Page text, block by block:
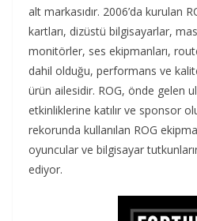
alt markasıdır. 2006’da kurulan
kartları, dizüstü bilgisayarlar,
monitörler, ses ekipmanları,
dahil olduğu, performans ve
ürün ailesidir. ROG, önde gelen
etkinliklerine katılır ve sponsor
rekorunda kullanılan ROG
oyuncular ve bilgisayar
ediyor.